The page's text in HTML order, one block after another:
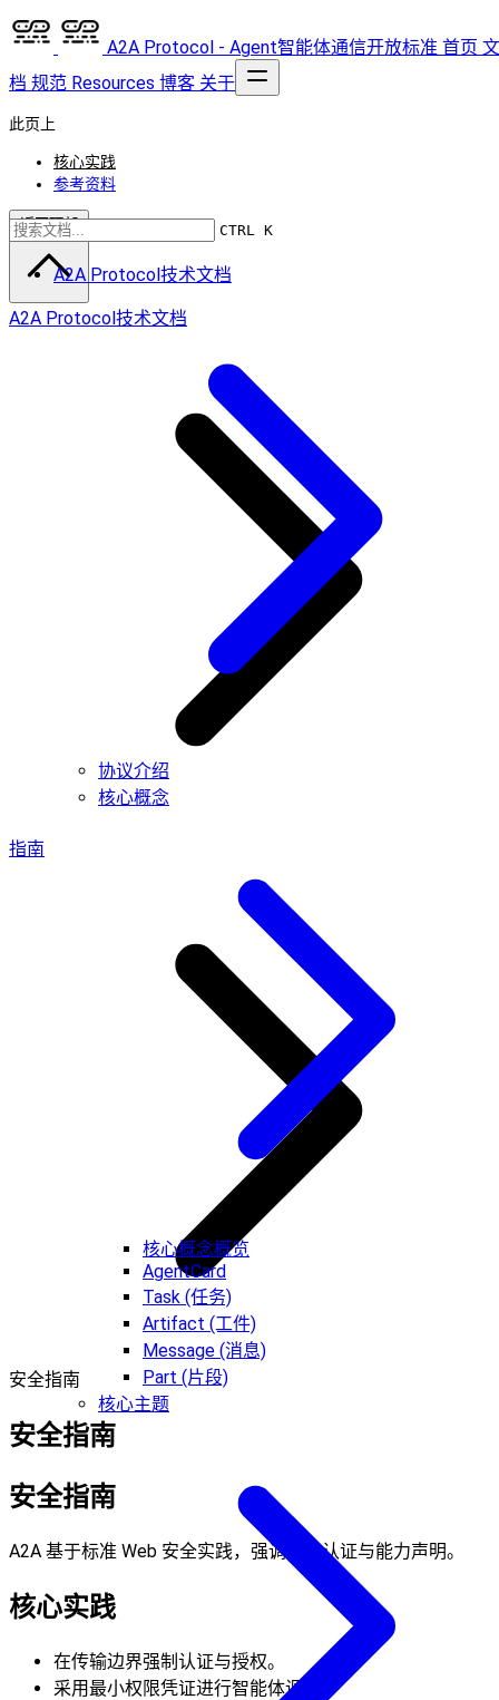
A2A Protocol - Agent智能体通信开放标准 首页 文
档 规范 Resources 博客 关于
CTRL K
A2A Protocol技术文档
协议介绍
核心概念
核心概念概览
AgentCard
Task (任务)
Artifact (工件)
Message (消息)
Part (片段)
核心主题
此页上
核心实践
参考资料
返回顶部
A2A Protocol技术文档
指南
安全指南
安全指南
安全指南
A2A 基于标准 Web 安全实践，强调边界认证与能力声明。
核心实践
在传输边界强制认证与授权。
采用最小权限凭证进行智能体调用。